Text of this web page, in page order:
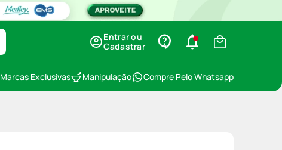
Entrar ou
Cadastrar
Marcas Exclusivas Manipulação Compre Pelo Whatsapp